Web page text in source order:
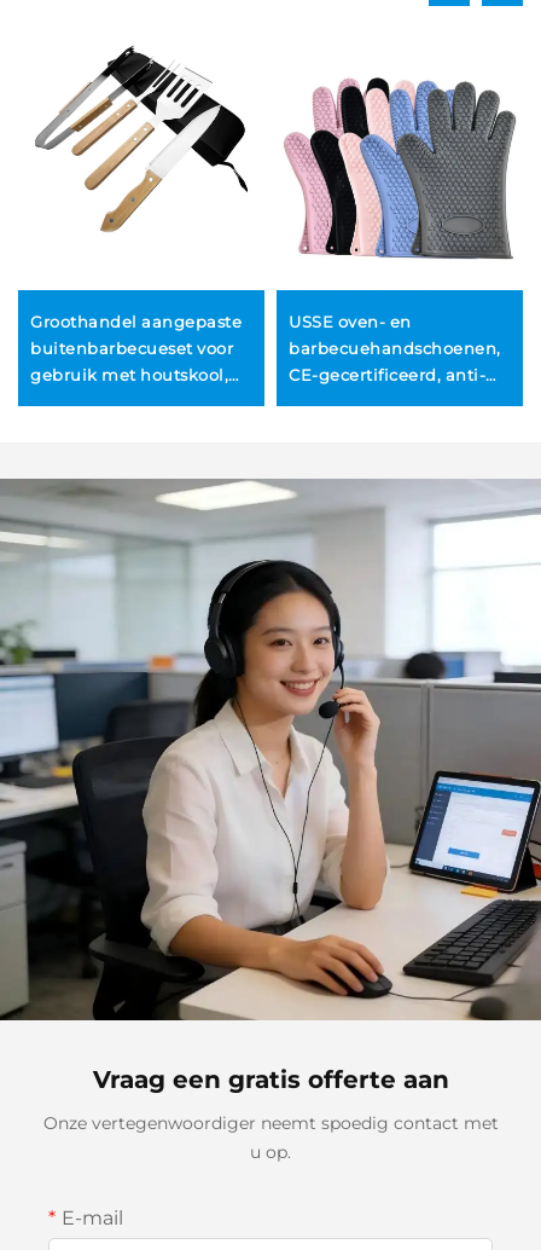
Groothandel aangepaste
buitenbarbecueset voor
gebruik met houtskool,
geschikt voor
houten handvat, spatel
en vork
USSE oven- en
barbecuehandschoenen,
CE-gecertificeerd, anti-
slip, hittebestendig (-40
vaatwasmachinebestendig,
siliconen, modern design
Vraag een gratis offerte aan
Onze vertegenwoordiger neemt spoedig contact met
u op.
E-mail